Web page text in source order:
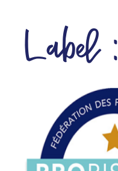
Label :